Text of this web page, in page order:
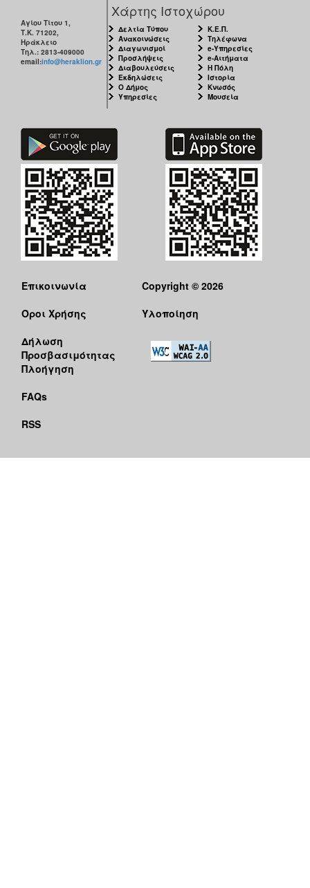
Αγίου Τίτου 1,
Τ.Κ. 71202,
Ηράκλειο
Τηλ.: 2813-409000
email:info@heraklion.gr
Χάρτης Ιστοχώρου
Δελτία Τύπου
Ανακοινώσεις
Διαγωνισμοί
Προσλήψεις
Διαβουλεύσεις
Εκδηλώσεις
Ο Δήμος
Υπηρεσίες
Κ.Ε.Π.
Τηλέφωνα
e-Υπηρεσίες
e-Αιτήματα
Η Πόλη
Ιστορία
Κνωσός
Μουσεία
Επικοινωνία
Όροι Χρήσης
Δήλωση
Προσβασιμότητας
Πλοήγηση
FAQs
RSS
Copyright © 2026
Υλοποίηση